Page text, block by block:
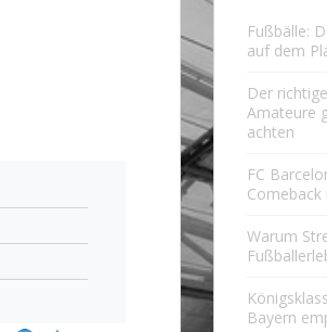
Fußbälle:
auf dem
Der
Amateure
achten
FC
Warum
Bayern